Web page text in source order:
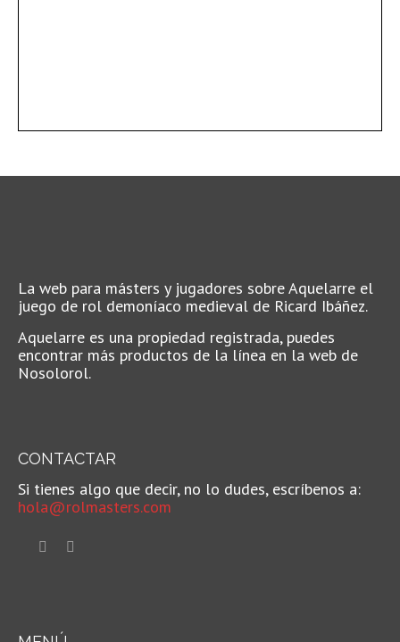
La web para másters y jugadores sobre Aquelarre el
juego de rol demoníaco medieval de Ricard Ibáñez.
Aquelarre es una propiedad registrada, puedes
encontrar más productos de la línea en la web de
Nosolorol.
CONTACTAR
Si tienes algo que decir, no lo dudes, escríbenos a:
hola@rolmasters.com